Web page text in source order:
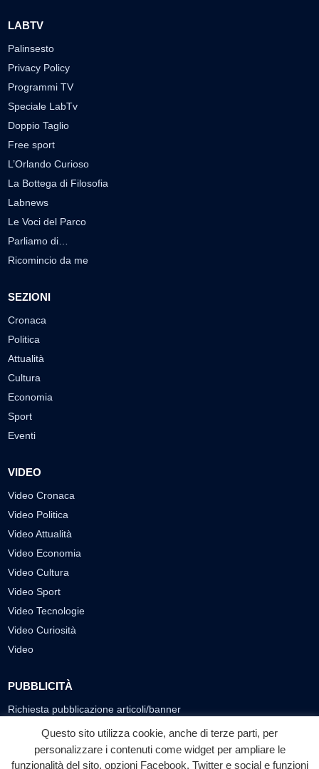
LABTV
Palinsesto
Privacy Policy
Programmi TV
Speciale LabTv
Doppio Taglio
Free sport
L’Orlando Curioso
La Bottega di Filosofia
Labnews
Le Voci del Parco
Parliamo di…
Ricomincio da me
SEZIONI
Cronaca
Politica
Attualità
Cultura
Economia
Sport
Eventi
VIDEO
Video Cronaca
Video Politica
Video Attualità
Video Economia
Video Cultura
Video Sport
Video Tecnologie
Video Curiosità
Video
PUBBLICITÀ
Richiesta pubblicazione articoli/banner
SEGUICI SUI SOCIAL
Questo sito utilizza cookie, anche di terze parti, per
personalizzare i contenuti come widget per ampliare le
funzionalità del sito, opzioni Facebook, Twitter e social e funzioni